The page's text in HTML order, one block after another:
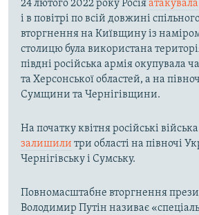
24 лютого 2022 року Росіяатакувала
і в повітрі по всій довжині
вторгнення на Київщину із
столицю була використана
півдні російська армія окупувала
та Херсонської областей, а на
Сумщини та Чернігівщини.
На початку квітня російські війська
залишили три області на півночі
Чернігівську і Сумську.
Повномасштабне вторгнення
Володимир Путін називає